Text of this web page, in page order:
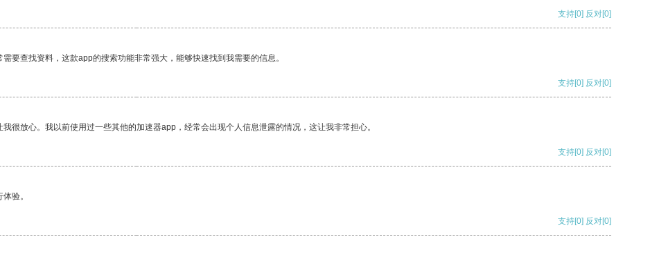
支持[0] 反对[0]
要查找资料，这款app的搜索功能非常强大，能够快速找到我需要的信息。
支持[0] 反对[0]
很放心。我以前使用过一些其他的加速器app，经常会出现个人信息泄露的情况，这让我非常担心。
支持[0] 反对[0]
验。
支持[0] 反对[0]